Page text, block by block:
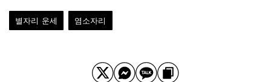
별자리 운세 염소자리